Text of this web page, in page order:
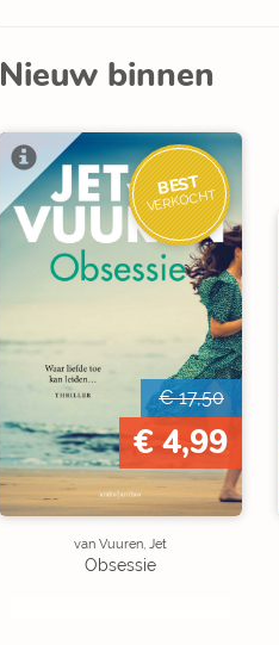
Nieuw binnen
BEST
VERKOCHT
€ 17,50
€ 4,99
van Vuuren, Jet
Obsessie